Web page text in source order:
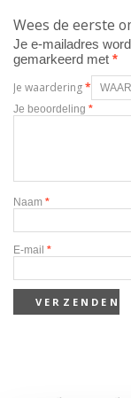
Wees de eerste
Je e-mailadres
gemarkeerd met *
Je waardering*
Je beoordeling *
Naam *
E-mail *